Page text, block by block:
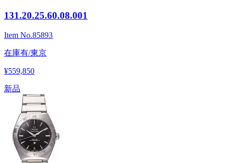
131.20.25.60.08.001
Item No.85893
在庫有/東京
¥559,850
新品